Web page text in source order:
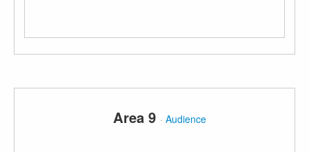
Area 9 ·Audience